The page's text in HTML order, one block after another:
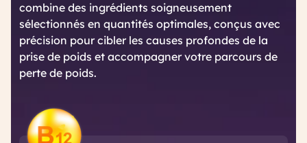
combine des ingrédients soigneusement
sélectionnés en quantités optimales, conçus avec
précision pour cibler les causes profondes de la
prise de poids et accompagner votre parcours de
perte de poids.